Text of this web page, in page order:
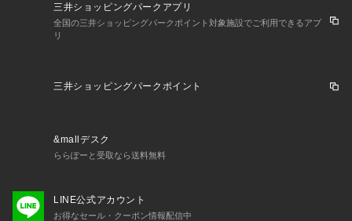
**********************
※取り扱いについては、商品についている品質表示でご確認く
※ 店頭及び屋内外での撮影画像は、光の当たり具合で色味が違
また、お客様のお使いのPCのモニター環境などにより色味が
違って見える場合があります。
三井ショッピングパークアプリ
全国の三井ショッピングパークポイント対象施設でご利用できるアプ
リ
三井ショッピングパークポイント
&mallデスク
ららぽーと受取なら送料無料
LINE公式アカウント
お得なセール・クーポン情報配信中